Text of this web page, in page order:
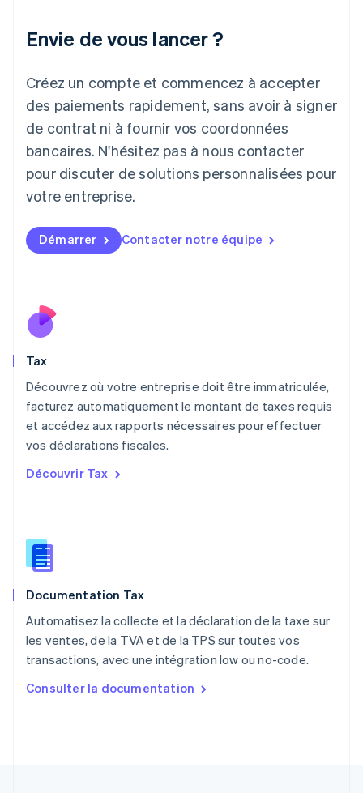
Envie de vous lancer ?
Créez un compte et commencez à accepter
des paiements rapidement, sans avoir à signer
de contrat ni à fournir vos coordonnées
bancaires. N'hésitez pas à nous contacter
pour discuter de solutions personnalisées pour
votre entreprise.
Démarrer Contacter notre équipe
Tax
Découvrez où votre entreprise doit être immatriculée,
facturez automatiquement le montant de taxes requis
et accédez aux rapports nécessaires pour effectuer
vos déclarations fiscales.
Découvrir Tax
Documentation Tax
Automatisez la collecte et la déclaration de la taxe sur
les ventes, de la TVA et de la TPS sur toutes vos
transactions, avec une intégration low ou no-code.
Consulter la documentation
English
Italie
Japon
日本語
Lettonie
English
Liechtenstein
DeutschEnglish
English
FrançaisDeutschEnglish
Malaisie
Mexique
Español
Nouvelle-Zélande
Pays-Bas
NederlandsEnglish
Pologne
Portugal
République tchèque
English
English
Royaume-Uni
Singapour
English简体中文
English